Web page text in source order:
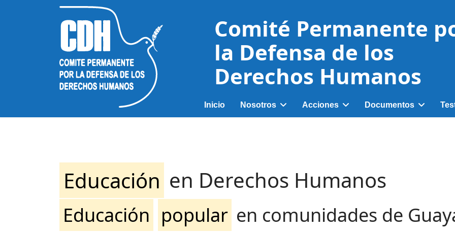
Comité Permanente
la Defensa de los
Derechos Humanos
Inicio Nosotros Acciones Documentos
Educación en Derechos Humanos
Educación popular en comunidades de